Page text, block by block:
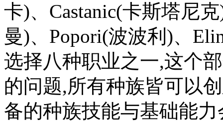
卡)、Castanic(卡斯塔尼
曼)、Popori(波波利)、
选择八种职业之一,这个
的问题,所有种族皆可以
备的种族技能与基础能